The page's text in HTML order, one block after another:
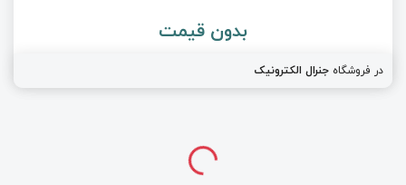
بدون قیمت
در فروشگاه جنرال الکترونیک